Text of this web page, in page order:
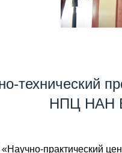
технический
НПЦ НАН
практический